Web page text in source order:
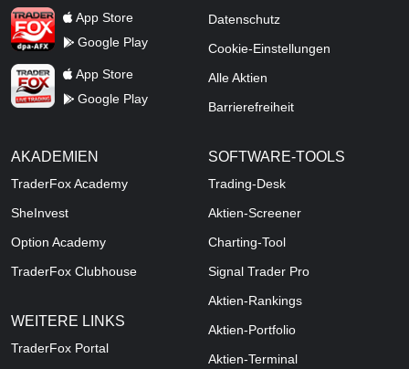
TraderFox dpa-AFX ProFeed
App Store
Google Play
TraderFox Live Trading
App Store
Google Play
Datenschutz
Cookie-Einstellungen
Alle Aktien
Barrierefreiheit
AKADEMIEN
TraderFox Academy
SheInvest
Option Academy
TraderFox Clubhouse
WEITERE LINKS
TraderFox Portal
SOFTWARE-TOOLS
Trading-Desk
Aktien-Screener
Charting-Tool
Signal Trader Pro
Aktien-Rankings
Aktien-Portfolio
Aktien-Terminal